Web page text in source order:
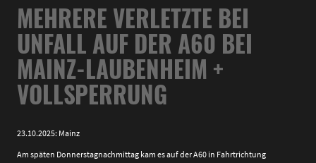
MEHRERE VERLETZTE BEI
UNFALL AUF DER A60 BEI
MAINZ-LAUBENHEIM +
VOLLSPERRUNG
23.10.2025: Mainz
Am späten Donnerstagnachmittag kam es auf der A60 in Fahrtrichtung